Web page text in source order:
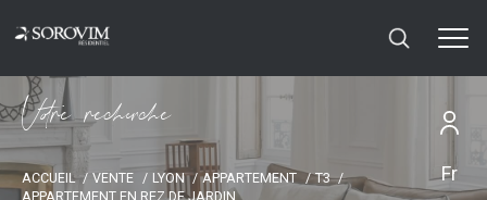
Fr
Vore recece
ACCUEIL VENTE LYON APPARTEMENT
T3
APPARTEMENT EN REZ DE JARDIN